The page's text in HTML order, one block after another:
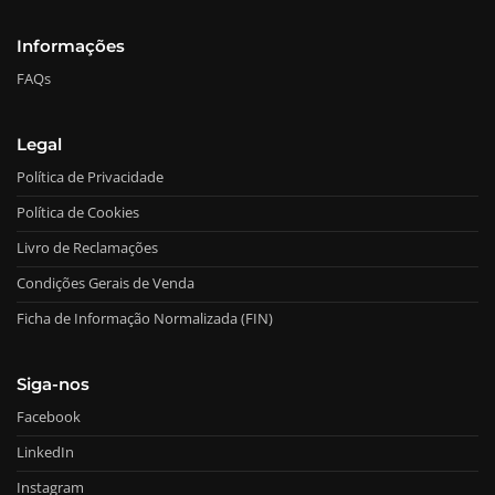
Informações
FAQs
Legal
Política de Privacidade
Política de Cookies
Livro de Reclamações
Condições Gerais de Venda
Ficha de Informação Normalizada (FIN)
Siga-nos
Facebook
LinkedIn
Instagram